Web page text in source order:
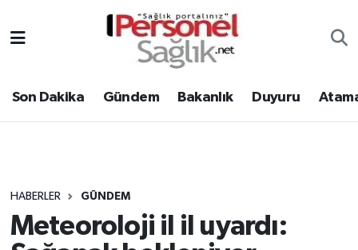
Son Dakika Gündem Bakanlık Duyuru
HABERLER GÜNDEM
Meteoroloji il il uyardı:
Gündem
Atamalar
Nöbetçi Eczaneler
Hava Durumu
Tüm Manşetler